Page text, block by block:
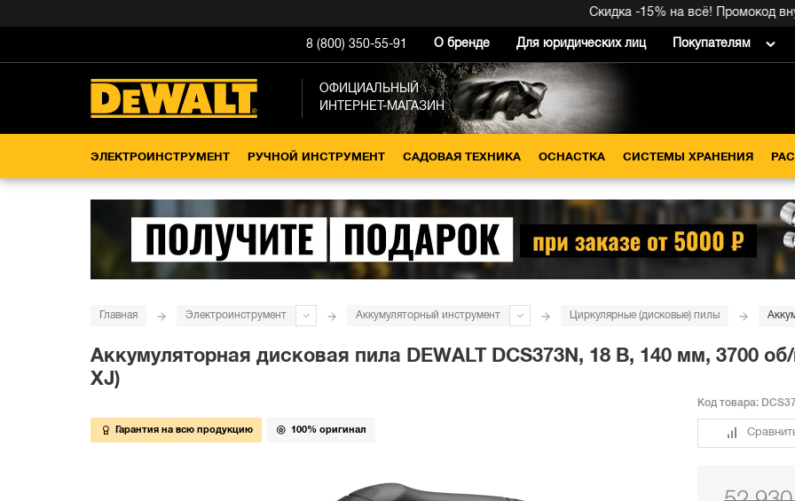
Скидка -15% на всё! Промокод внутри
8 (800) 350-55-91 О бренде Для юридических лиц Покупателям
ОФИЦИАЛЬНЫЙ
ИНТЕРНЕТ-МАГАЗИН
ЭЛЕКТРОИНСТРУМЕНТ РУЧНОЙ ИНСТРУМЕНТ САДОВАЯ ТЕХНИКА ОСНАСТКА СИСТЕМЫ ХРАНЕНИЯ
Главная Электроинструмент Аккумуляторный инструмент Циркулярные (дисковые) пилы
Аккумуляторная дисковая пила DEWALT DCS373N, 18 В, 140 мм, 3700
XJ)
Гарантия на всю продукцию 100% оригинал
Код товара: